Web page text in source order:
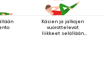
Käsien ja jalkojen
vuorottelevat
liikkeet selällään